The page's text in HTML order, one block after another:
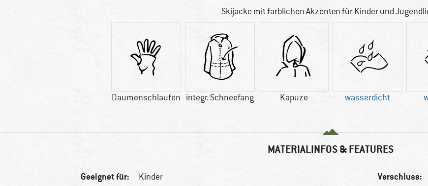
Skijacke mit farblichen Akzenten für Kinder und
Daumenschlaufen integr. Schneefang Kapuze wasserdicht
MATERIALINFOS & FEATURES
Geeignet für: Kinder Verschluss: